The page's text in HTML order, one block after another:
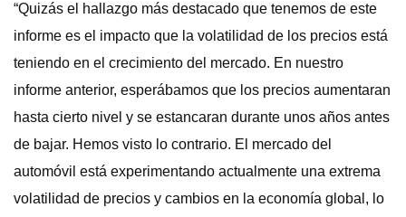
“Quizás el hallazgo más destacado que tenemos de este
informe es el impacto que la volatilidad de los precios está
teniendo en el crecimiento del mercado. En nuestro
informe anterior, esperábamos que los precios aumentaran
hasta cierto nivel y se estancaran durante unos años antes
de bajar. Hemos visto lo contrario. El mercado del
automóvil está experimentando actualmente una extrema
volatilidad de precios y cambios en la economía global, lo